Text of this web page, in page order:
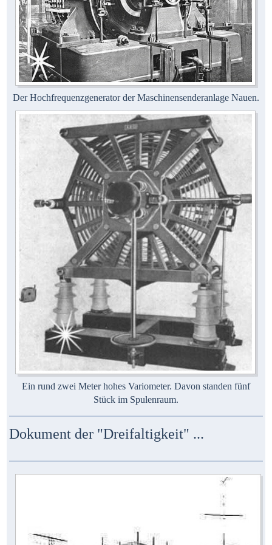
Der Hochfrequenzgenerator der Maschinensenderanlage Nauen.
Ein rund zwei Meter hohes Variometer. Davon standen fünf
Stück im Spulenraum.
Dokument der "Dreifaltigkeit" ...